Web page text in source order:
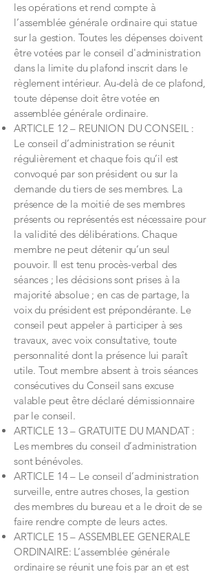
les opérations et rend compte à
l’assemblée générale ordinaire qui statue
sur la gestion. Toutes les dépenses doivent
être votées par le conseil d'administration
dans la limite du plafond inscrit dans le
règlement intérieur. Au-delà de ce plafond,
toute dépense doit être votée en
assemblée générale ordinaire.
ARTICLE 12 – REUNION DU CONSEIL :
Le conseil d’administration se réunit
régulièrement et chaque fois qu’il est
convoqué par son président ou sur la
demande du tiers de ses membres. La
présence de la moitié de ses membres
présents ou représentés est nécessaire pour
la validité des délibérations. Chaque
membre ne peut détenir qu’un seul
pouvoir. Il est tenu procès-verbal des
séances ; les décisions sont prises à la
majorité absolue ; en cas de partage, la
voix du président est prépondérante. Le
conseil peut appeler à participer à ses
travaux, avec voix consultative, toute
personnalité dont la présence lui paraît
utile. Tout membre absent à trois séances
consécutives du Conseil sans excuse
valable peut être déclaré démissionnaire
par le conseil.
ARTICLE 13 – GRATUITE DU MANDAT :
Les membres du conseil d’administration
sont bénévoles.
ARTICLE 14 – Le conseil d’administration
surveille, entre autres choses, la gestion
des membres du bureau et a le droit de se
faire rendre compte de leurs actes.
ARTICLE 15 – ASSEMBLEE GENERALE
ORDINAIRE: L’assemblée générale
ordinaire se réunit une fois par an et est